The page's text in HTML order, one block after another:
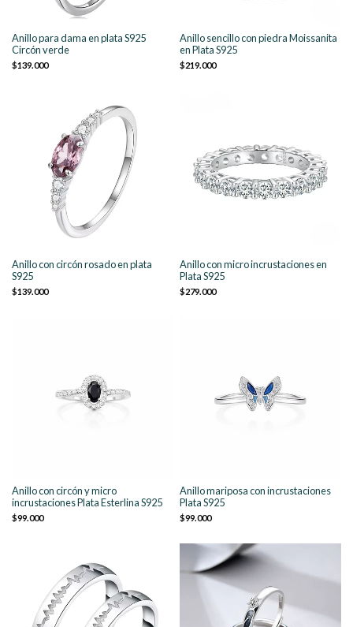
Anillo para dama en plata S925
Circón verde
$139.000
Anillo sencillo con piedra Moissanita
en Plata S925
$219.000
Anillo con circón rosado en plata
S925
$139.000
Anillo con micro incrustaciones en
Plata S925
$279.000
Anillo con circón y micro
incrustaciones Plata Esterlina S925
$99.000
Anillo mariposa con incrustaciones
Plata S925
$99.000